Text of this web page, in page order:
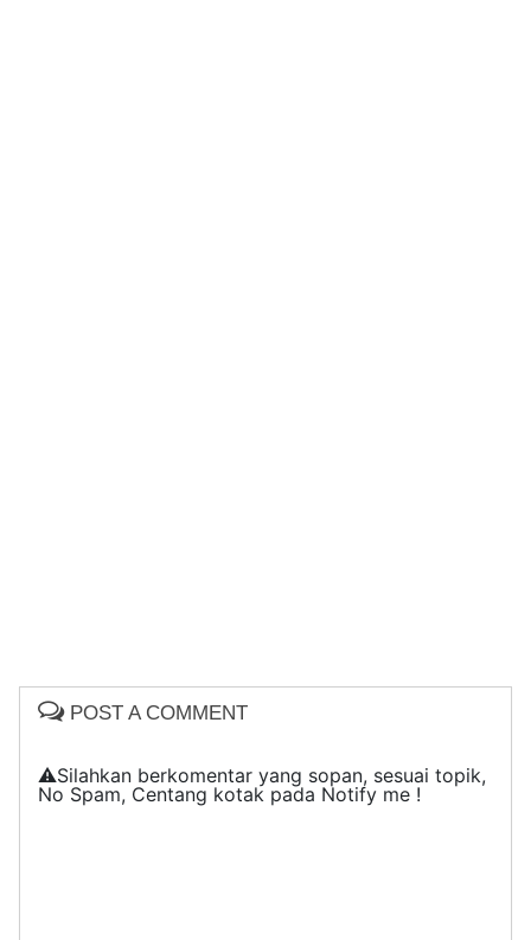
POST A COMMENT
⚠️Silahkan berkomentar yang sopan, sesuai topik,
No Spam, Centang kotak pada Notify me !